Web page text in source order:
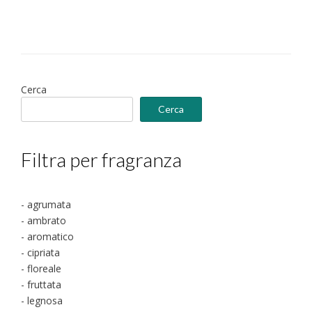
pagina
del
prodotto
Cerca
Cerca
Filtra per fragranza
- agrumata
- ambrato
- aromatico
- cipriata
- floreale
- fruttata
- legnosa